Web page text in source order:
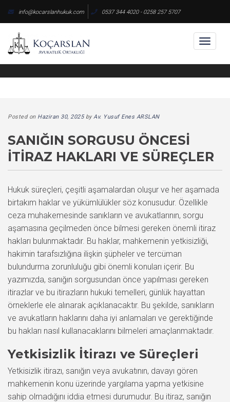
content
info@kocarslanhukuk.com 0537 344 4020 - 0258 257 5707
Posted on Haziran 30, 2025byAv. Yusuf Enes ARSLAN
SANIĞIN SORGUSU ÖNCESI
İTIRAZ HAKLARI VE SÜREÇLER
Hukuk süreçleri, çeşitli aşamalardan oluşur ve her aşamada
birtakım haklar ve yükümlülükler söz konusudur. Özellikle
ceza muhakemesinde sanıkların ve avukatlarının, sorgu
aşamasına geçilmeden önce bilmesi gereken önemli itiraz
hakları bulunmaktadır. Bu haklar, mahkemenin yetkisizliği,
hakimin tarafsızlığına ilişkin şüpheler ve tercüman
bulundurma zorunluluğu gibi önemli konuları içerir. Bu
yazımızda, sanığın sorgusundan önce yapılması gereken
itirazlar ve bu itirazların hukuki temelleri, günlük hayattan
örneklerle ele alınarak açıklanacaktır. Bu şekilde, sanıkların
ve avukatların haklarını daha iyi anlamaları ve gerektiğinde
bu hakları nasıl kullanacaklarını bilmeleri amaçlanmaktadır.
Yetkisizlik İtirazı ve Süreçleri
Yetkisizlik itirazı, sanığın veya avukatının, davayı gören
mahkemenin konu üzerinde yargılama yapma yetkisine
sahip olmadığını iddia etmesi durumudur. Bu itiraz, sanığın